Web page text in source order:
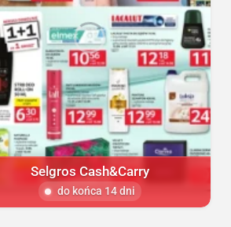
Selgros Cash&Carry
do końca 14 dni